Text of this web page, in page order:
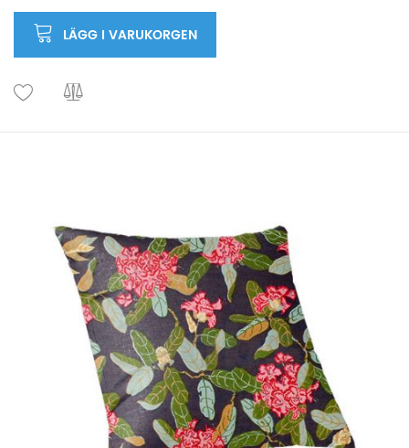
LÄGG I VARUKORGEN